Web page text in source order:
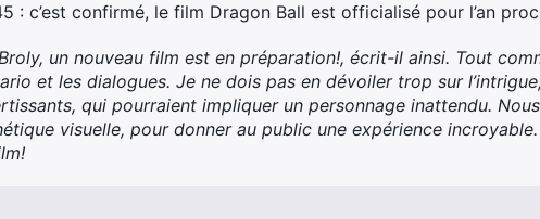
: c’est confirmé, le film Dragon Ball est officialisé pour l’an
un nouveau film est en préparation!, écrit-il ainsi. Tout
et les dialogues. Je ne dois pas en dévoiler trop sur
qui pourraient impliquer un personnage inattendu.
visuelle, pour donner au public une expérience